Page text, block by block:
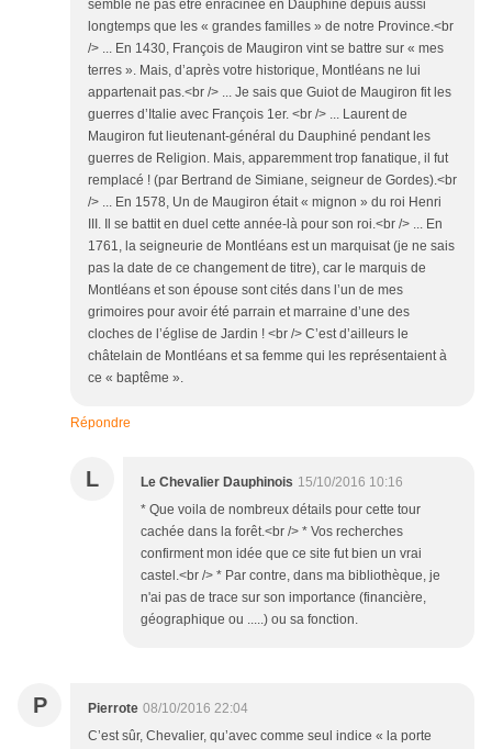
semble ne pas être enracinée en Dauphiné depuis aussi
longtemps que les « grandes familles » de notre Province.<br
/> ... En 1430, François de Maugiron vint se battre sur « mes
terres ». Mais, d’après votre historique, Montléans ne lui
appartenait pas.<br /> ... Je sais que Guiot de Maugiron fit les
guerres d’Italie avec François 1er. <br /> ... Laurent de
Maugiron fut lieutenant-général du Dauphiné pendant les
guerres de Religion. Mais, apparemment trop fanatique, il fut
remplacé ! (par Bertrand de Simiane, seigneur de Gordes).<br
/> ... En 1578, Un de Maugiron était « mignon » du roi Henri
III. Il se battit en duel cette année-là pour son roi.<br /> ... En
1761, la seigneurie de Montléans est un marquisat (je ne sais
pas la date de ce changement de titre), car le marquis de
Montléans et son épouse sont cités dans l’un de mes
grimoires pour avoir été parrain et marraine d’une des
cloches de l’église de Jardin ! <br /> C’est d’ailleurs le
châtelain de Montléans et sa femme qui les représentaient à
ce « baptême ».
Répondre
L Le Chevalier Dauphinois 15/10/2016 10:16
* Que voila de nombreux détails pour cette tour
cachée dans la forêt.<br /> * Vos recherches
confirment mon idée que ce site fut bien un vrai
castel.<br /> * Par contre, dans ma bibliothèque, je
n'ai pas de trace sur son importance (financière,
géographique ou .....) ou sa fonction.
P Pierrote 08/10/2016 22:04
C’est sûr, Chevalier, qu’avec comme seul indice « la porte